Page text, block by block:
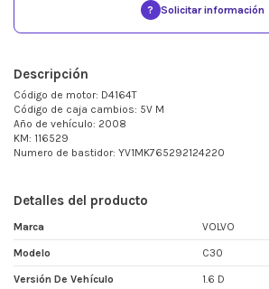
? Solicitar información
Descripción
Código de motor: D4164T
Código de caja cambios: 5V M
Año de vehículo: 2008
KM: 116529
Numero de bastidor: YV1MK765292124220
Detalles del producto
Marca VOLVO
Modelo C30
Versión De Vehículo 1.6 D